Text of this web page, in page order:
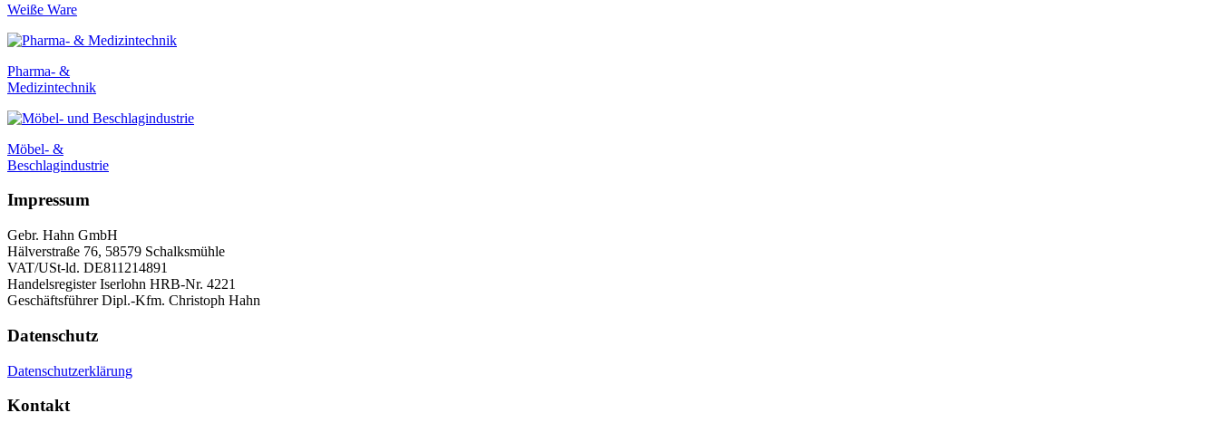
Weiße Ware
Pharma- &
Medizintechnik
Möbel- &
Beschlagindustrie
Impressum
Gebr. Hahn GmbH
Hälverstraße 76, 58579 Schalksmühle
VAT/USt-ld. DE811214891
Handelsregister Iserlohn HRB-Nr. 4221
Geschäftsführer Dipl.-Kfm. Christoph Hahn
Datenschutz
Datenschutzerklärung
Kontakt